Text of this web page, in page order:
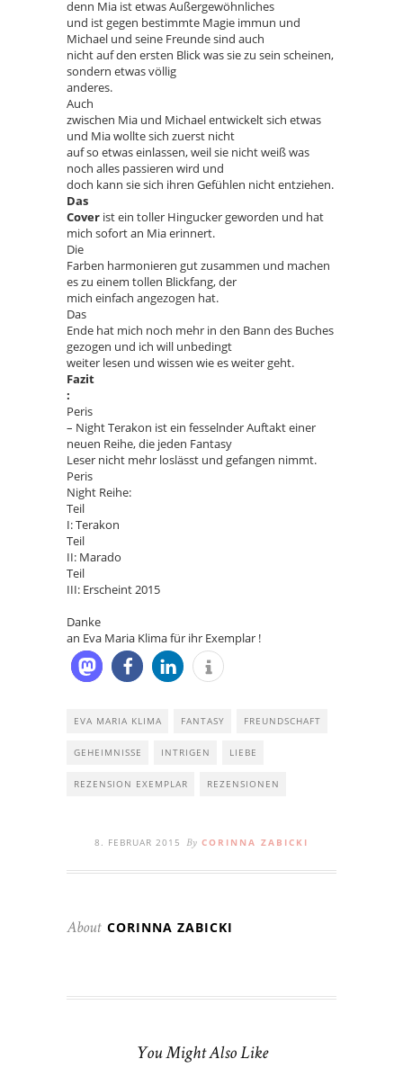
denn Mia ist etwas Außergewöhnliches
und ist gegen bestimmte Magie immun und
Michael und seine Freunde sind auch
nicht auf den ersten Blick was sie zu sein scheinen,
sondern etwas völlig
anderes.
Auch
zwischen Mia und Michael entwickelt sich etwas
und Mia wollte sich zuerst nicht
auf so etwas einlassen, weil sie nicht weiß was
noch alles passieren wird und
doch kann sie sich ihren Gefühlen nicht entziehen.
Das
Cover ist ein toller Hingucker geworden und hat
mich sofort an Mia erinnert.
Die
Farben harmonieren gut zusammen und machen
es zu einem tollen Blickfang, der
mich einfach angezogen hat.
Das
Ende hat mich noch mehr in den Bann des Buches
gezogen und ich will unbedingt
weiter lesen und wissen wie es weiter geht.
Fazit
:
Peris
– Night Terakon ist ein fesselnder Auftakt einer
neuen Reihe, die jeden Fantasy
Leser nicht mehr loslässt und gefangen nimmt.
Peris
Night Reihe:
Teil
I: Terakon
Teil
II: Marado
Teil
III: Erscheint 2015
Danke
an Eva Maria Klima für ihr Exemplar !
EVA MARIA KLIMA FANTASY FREUNDSCHAFT
GEHEIMNISSE INTRIGEN LIEBE
REZENSION EXEMPLAR REZENSIONEN
8. FEBRUAR 2015 By CORINNA ZABICKI
About CORINNA ZABICKI
You Might Also Like